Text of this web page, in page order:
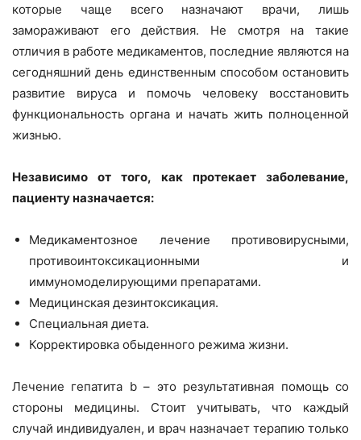
которые чаще всего назначают врачи, лишь
замораживают его действия. Не смотря на такие
отличия в работе медикаментов, последние являются на
сегодняшний день единственным способом остановить
развитие вируса и помочь человеку восстановить
функциональность органа и начать жить полноценной
жизнью.
Независимо от того, как протекает заболевание,
пациенту назначается:
Медикаментозное лечение противовирусными,
противоинтоксикационными и
иммуномоделирующими препаратами.
Медицинская дезинтоксикация.
Специальная диета.
Корректировка обыденного режима жизни.
Лечение гепатита b – это результативная помощь со
стороны медицины. Стоит учитывать, что каждый
случай индивидуален, и врач назначает терапию только